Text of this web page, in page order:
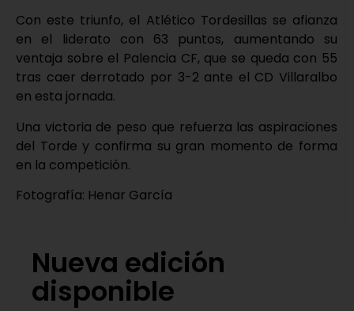
Con este triunfo, el Atlético Tordesillas se afianza
en el liderato con 63 puntos, aumentando su
ventaja sobre el Palencia CF, que se queda con 55
tras caer derrotado por 3-2 ante el CD Villaralbo
en esta jornada.
Una victoria de peso que refuerza las aspiraciones
del Torde y confirma su gran momento de forma
en la competición.
Fotografía: Henar García
Nueva edición
disponible